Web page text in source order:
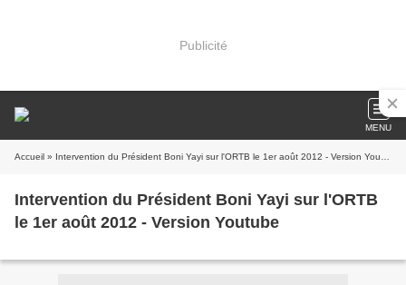
Publicité
MENU
Accueil » Intervention du Président Boni Yayi sur l'ORTB le 1er août 2012 - Version Youtube
Intervention du Président Boni Yayi sur l'ORTB
le 1er août 2012 - Version Youtube